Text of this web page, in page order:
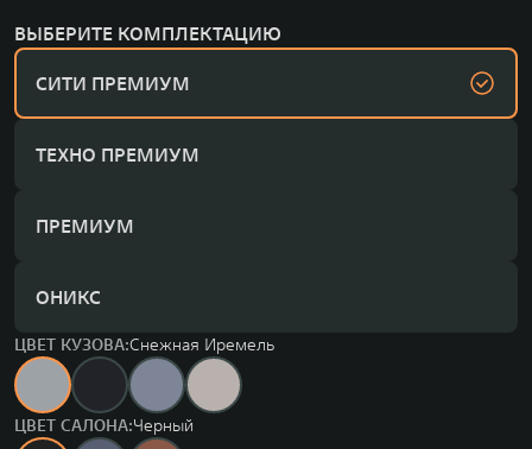
ВЫБЕРИТЕ КОМПЛЕКТАЦИЮ
СИТИ ПРЕМИУМ
ТЕХНО ПРЕМИУМ
ПРЕМИУМ
ОНИКС
ЦВЕТ КУЗОВА:Снежная Иремель
ЦВЕТ САЛОНА:Черный